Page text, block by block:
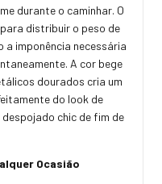
durante o caminhar. O
distribuir o peso de
imponência necessária
A cor bege
dourados cria um
do look de
chic de fim de
Ocasião